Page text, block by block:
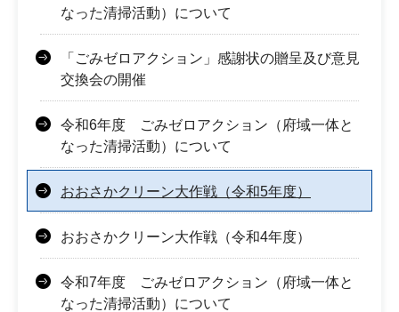
なった清掃活動）について
「ごみゼロアクション」感謝状の贈呈及び意見
交換会の開催
令和6年度 ごみゼロアクション（府域一体と
なった清掃活動）について
おおさかクリーン大作戦（令和5年度）
おおさかクリーン大作戦（令和4年度）
令和7年度 ごみゼロアクション（府域一体と
なった清掃活動）について